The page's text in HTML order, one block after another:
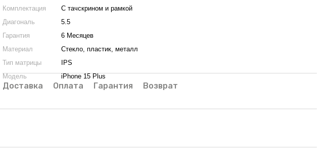
Комплектация
С тачскрином и рамкой
Диагональ
5.5
Гарантия
6 Месяцев
Материал
Стекло, пластик, металл
Тип матрицы
IPS
Модель
iPhone 15 Plus
Доставка Оплата Гарантия Возврат